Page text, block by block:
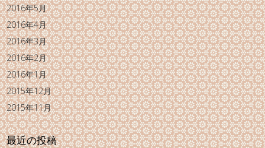
2016年5月
2016年4月
2016年3月
2016年2月
2016年1月
2015年12月
2015年11月
最近の投稿